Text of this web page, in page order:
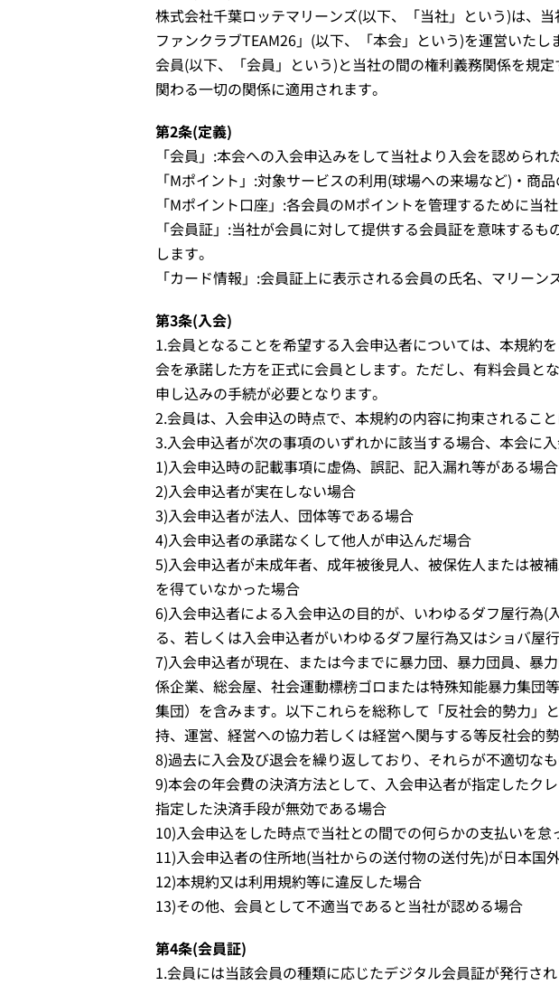
株式会社千葉ロッテマリーンズ(以下、「当社」という)は、
ファンクラブTEAM26」(以下、「本会」という)を運営いた
会員(以下、「会員」という)と当社の間の権利義務関係を規
関わる一切の関係に適用されます。
第2条(定義)
「会員」:本会への入会申込みをして当社より入会を認めら
「Mポイント」:対象サービスの利用(球場への来場など)・商
「Mポイント口座」:各会員のMポイントを管理するために当
「会員証」:当社が会員に対して提供する会員証を意味する
します。
「カード情報」:会員証上に表示される会員の氏名、マリーン
第3条(入会)
1.会員となることを希望する入会申込者については、本規約
会を承諾した方を正式に会員とします。ただし、有料会員と
申し込みの手続が必要となります。
2.会員は、入会申込の時点で、本規約の内容に拘束されるこ
3.入会申込者が次の事項のいずれかに該当する場合、本会に入
1)入会申込時の記載事項に虚偽、誤記、記入漏れ等がある場合
2)入会申込者が実在しない場合
3)入会申込者が法人、団体等である場合
4)入会申込者の承諾なくして他人が申込んだ場合
5)入会申込者が未成年者、成年被後見人、被保佐人または被
を得ていなかった場合
6)入会申込者による入会申込の目的が、いわゆるダフ屋行為
る、若しくは入会申込者がいわゆるダフ屋行為又はショバ屋
7)入会申込者が現在、または今までに暴力団、暴力団員、暴
係企業、総会屋、社会運動標榜ゴロまたは特殊知能暴力集団
集団）を含みます。以下これらを総称して「反社会的勢力」
持、運営、経営への協力若しくは経営へ関与する等反社会的
8)過去に入会及び退会を繰り返しており、それらが不適切な
9)本会の年会費の決済方法として、入会申込者が指定したク
指定した決済手段が無効である場合
10)入会申込をした時点で当社との間での何らかの支払いを
11)入会申込者の住所地(当社からの送付物の送付先)が日本国
12)本規約又は利用規約等に違反した場合
13)その他、会員として不適当であると当社が認める場合
第4条(会員証)
1.会員には当該会員の種類に応じたデジタル会員証が発行さ